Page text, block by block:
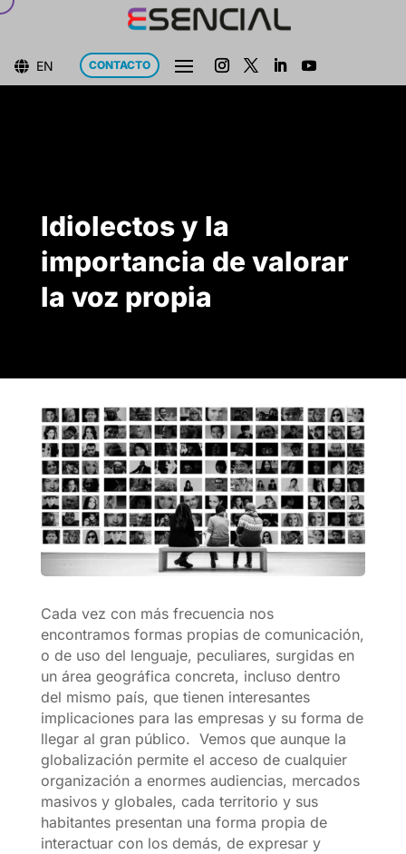
 EN CONTACTO
Idiolectos y la
importancia de valorar
la voz propia
Cada vez con más frecuencia nos
encontramos formas propias de comunicación,
o de uso del lenguaje, peculiares, surgidas en
un área geográfica concreta, incluso dentro
del mismo país, que tienen interesantes
implicaciones para las empresas y su forma de
llegar al gran público. Vemos que aunque la
globalización permite el acceso de cualquier
organización a enormes audiencias, mercados
masivos y globales, cada territorio y sus
habitantes presentan una forma propia de
interactuar con los demás, de expresar y